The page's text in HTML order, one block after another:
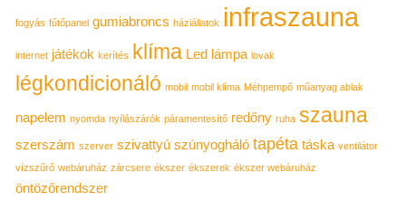
fogyás fűtőpanel gumiabroncs háziállatok infraszauna
internet játékok kerítés klíma Led lámpa lovak
légkondicionáló mobil mobil klíma Méhpempő műanyag ablak
napelem nyomda nyílászárók páramentesítő redőny ruha szauna
szerszám szerver szivattyú szúnyogháló tapéta táska ventilátor
vízszűrő webáruház zárcsere ékszer ékszerek ékszer webáruház
öntözőrendszer